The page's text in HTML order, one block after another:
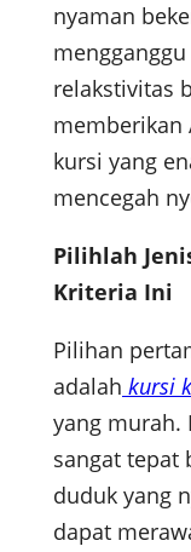
nyaman
relakstivitas
memberikan
kursi yang
mencegah
Pilihlah
Kriteria Ini
Pilihan
adalah kursi
yang murah.
sangat tepat
duduk yang
dapat